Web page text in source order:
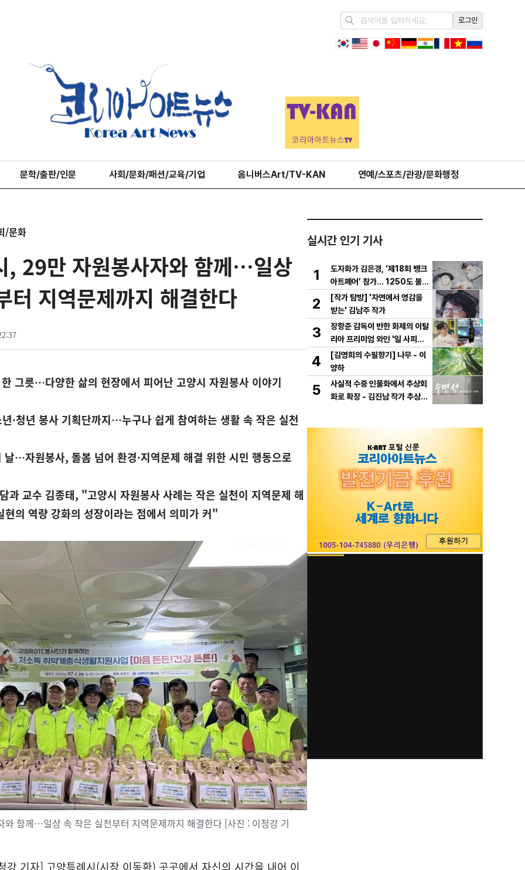
로그인
문학/출판/인문 사회/문화/패션/교육/기업 옴니버스Art/TV-KAN 연예/스포츠/관광/문화행정
/문화
29만 자원봉사자와 함께…일상
터 지역문제까지 해결한다
그릇…다양한 삶의 현장에서 피어난 고양시 자원봉사 이야기
·청년 봉사 기획단까지…누구나 쉽게 참여하는 생활 속 작은 실천
…자원봉사, 돌봄 넘어 환경·지역문제 해결 위한 시민 행동으로
과 교수 김종태, "고양시 자원봉사 사례는 작은 실천이 지역문제 해
현의 역량 강화의 성장이라는 점에서 의미가 커"
함께…일상 속 작은 실천부터 지역문제까지 해결한다 [사진 : 이청강 기
강 기자] 고양특례시(시장 이동환) 곳곳에서 자신의 시간을 내어 이
실시간 인기 기사
1
도자화가 김은경, ‘제18회 뱅크
아트페어’ 참가… 1250도 불이
빚은 동화 ‘숲속의 만찬’ 선보여
2
[작가 탐방] '자연에서 영감을
받는' 김남주 작가
3
장항준 감독이 반한 화제의 이탈
리아 프리미엄 와인 '일 사피엔
테', '2026 세계태권도 한마
당' 환영만찬 와인 선정!
4
[김영희의 수필향기] 나무 - 이
양하
5
사실적 수중 인물화에서 추상회
화로 확장 - 김진남 작가 추상